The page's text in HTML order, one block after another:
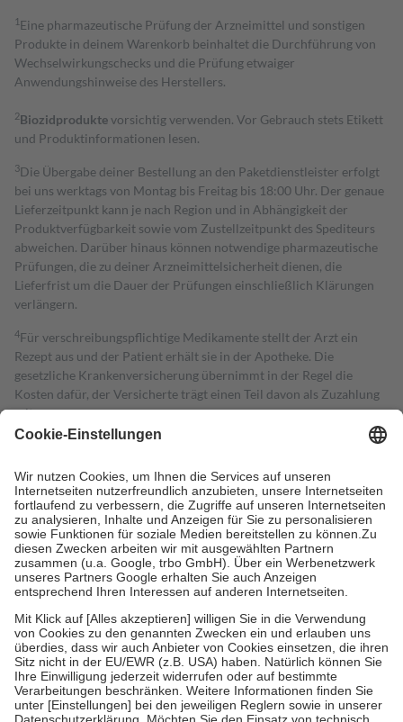
1 Eine pharmazeutische Prüfung der Arzneimittel und sonstigen
Produkte in deinem Warenkorb beinhaltet die Durchführung von
Wechselwirkungschecks und die Prüfung etwaiger
Anwendungshinweise des Herstellers.
2Biozidproduktevorsichtig verwenden. Vor Gebrauch stets Etikett
und Produktinformationen lesen.
3Die Übergabe deiner Bestellung an den Paketdienstleister erfolgt
bei uns werktags von Montag bis Freitag bis 18:00 Uhr. Der genaue
Lieferzeitpunkt kann je nach Region und in Abhängigkeit der
Produktverfügbarkeit sowie vom Zustellzeitpunkt des Spediteurs
abweichen. Darüber hinaus können notwendige pharmazeutische
Prüfungen, die zu deiner Arzneimittelsicherheit dienen, die
Lieferfrist um die Dauer der Prüfungen einschließlich Klärungen
verlängern.
4Für verschreibungspflichtige Medikamente stellt der Arzt ein
Rezept aus und der Patient erhält sie in der Apotheke. Die
gesetzliche Krankenversicherung übernimmt in der Regel die
Kosten dafür, der Versicherte trägt einen Teil davon als Zuzahlung
mit.
Grundsätzlich leisten Mitglieder Zuzahlungen in Höhe von zehn
höchstens zehn Euro.
Es sind jedoch nie mehr als die tatsächlichen
Kosten der Leistung zu entrichten.
Diese Regeln gelten grundsätzlich auch für Online-Apotheken.
Bei Heilmitteln und häuslicher Krankenpflege beträgt die
Zuzahlung zehn Prozent der Kosten sowie zehn Euro je
Verordnung.
Um das Engagement der Versicherten für ihre eigene Gesundheit zu
stärken und die besondere Stellung der Familie zu unterstützen,
fallenkeine Zuzahlungenan bei:
• Kindern und Jugendlichen bis zum vollendeten 18. Lebensjahr
mit Ausnahme der Fahrkosten
• Untersuchungen zur Vorsorge und Früherkennung, die von der
GKV getragen werden
• empfohlenen Schutzimpfungen